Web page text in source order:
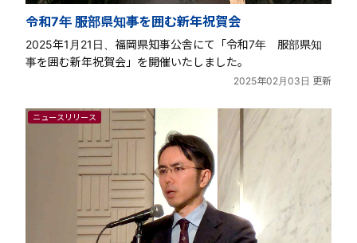
令和7年 服部県知事を囲む新年祝賀会
2025年1月21日、福岡県知事公舎にて「令和7年 服部県知
事を囲む新年祝賀会」を開催いたしました。
2025年02月03日 更新
ニュースリリース